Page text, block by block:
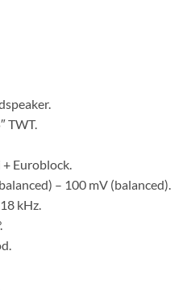
TWT.
Euroblock.
– 100 mV (balanced).
kHz.